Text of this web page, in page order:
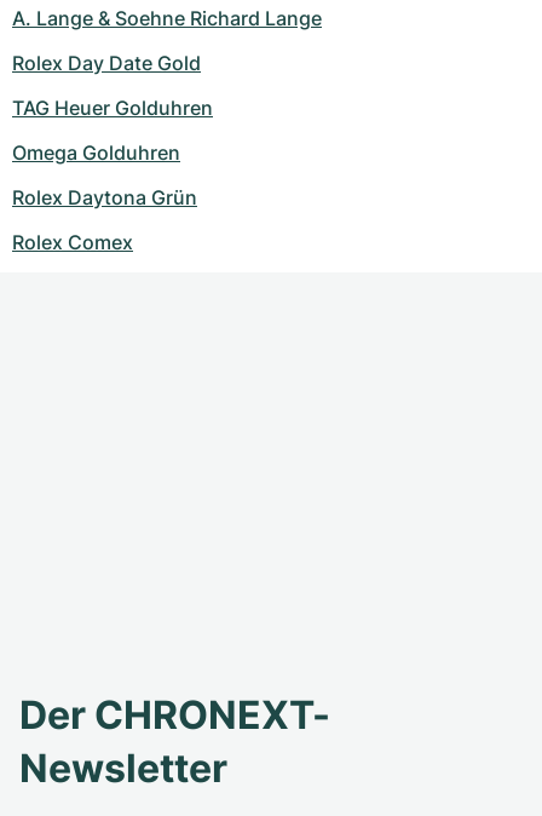
A. Lange & Soehne Richard Lange
Rolex Day Date Gold
TAG Heuer Golduhren
Omega Golduhren
Rolex Daytona Grün
Rolex Comex
Der CHRONEXT-
Newsletter